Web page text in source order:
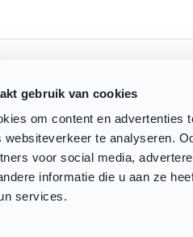
gebruik van cookies
om content en
websiteverkeer te analyseren.
voor social media,
informatie die u aan ze
services.
twee werkdagen antwoord